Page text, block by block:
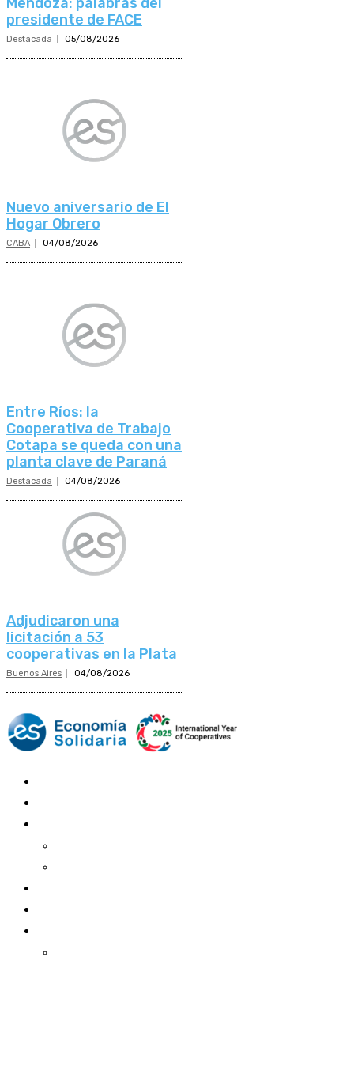
presidente de FACE
Destacada 05/08/2026
Nuevo aniversario de El
Hogar Obrero
CABA 04/08/2026
Entre Ríos: la
Cooperativa de Trabajo
Cotapa se queda con una
planta clave de Paraná
Destacada 04/08/2026
Adjudicaron una
licitación a 53
cooperativas en la Plata
Buenos Aires 04/08/2026